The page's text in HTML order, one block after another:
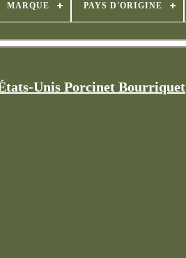
MARQUE PAYS D'ORIGINE
Unis Porcinet Bourriquet